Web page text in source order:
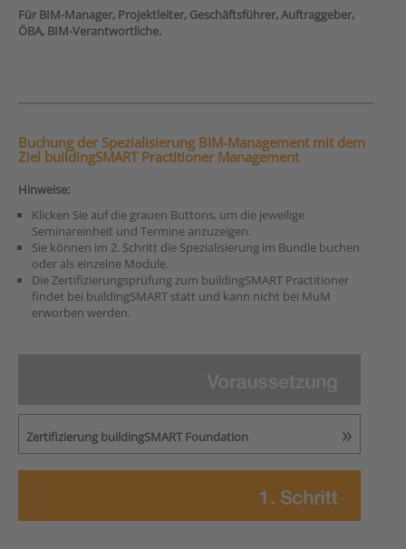
Für BIM-Manager, Projektleiter, Geschäftsführer, Auftraggeber,
ÖBA, BIM-Verantwortliche.
Buchung der Spezialisierung BIM-Management mit dem
Ziel buildingSMART Practitioner Management
Hinweise:
Klicken Sie auf die grauen Buttons, um die jeweilige
Seminareinheit und Termine anzuzeigen.
Sie können im 2. Schritt die Spezialisierung im Bundle buchen
oder als einzelne Module.
Die Zertifizierungsprüfung zum buildingSMART Practitioner
findet bei buildingSMART statt und kann nicht bei MuM
erworben werden.
Zertifizierung buildingSMART Foundation